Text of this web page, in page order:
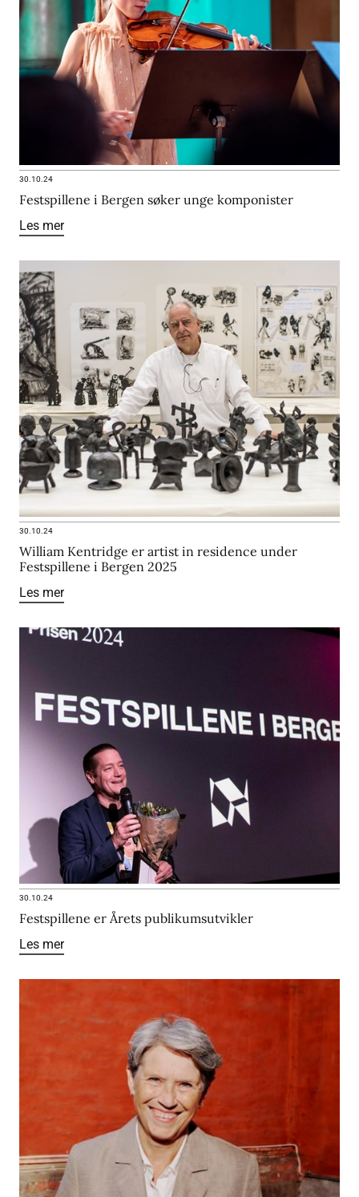
30.10.24
Festspillene i Bergen søker unge komponister
Les mer
30.10.24
William Kentridge er artist in residence under
Festspillene i Bergen 2025
Les mer
30.10.24
Festspillene er Årets publikumsutvikler
Les mer